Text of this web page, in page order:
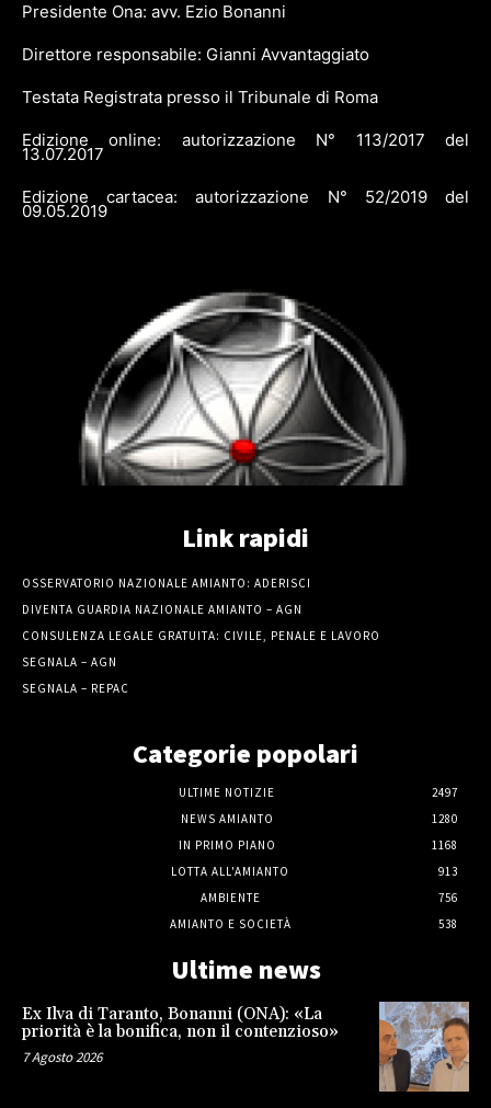
Presidente Ona: avv. Ezio Bonanni
Direttore responsabile: Gianni Avvantaggiato
Testata Registrata presso il Tribunale di Roma
Edizione online: autorizzazione N° 113/2017 del
13.07.2017
Edizione cartacea: autorizzazione N° 52/2019 del
09.05.2019
Link rapidi
OSSERVATORIO NAZIONALE AMIANTO: ADERISCI
DIVENTA GUARDIA NAZIONALE AMIANTO – AGN
CONSULENZA LEGALE GRATUITA: CIVILE, PENALE E LAVORO
SEGNALA – AGN
SEGNALA – REPAC
Categorie popolari
ULTIME NOTIZIE
2497
NEWS AMIANTO
1280
IN PRIMO PIANO
1168
LOTTA ALL'AMIANTO
913
AMBIENTE
756
AMIANTO E SOCIETÀ
538
Ultime news
Ex Ilva di Taranto, Bonanni (ONA): «La
priorità è la bonifica, non il contenzioso»
7 Agosto 2026